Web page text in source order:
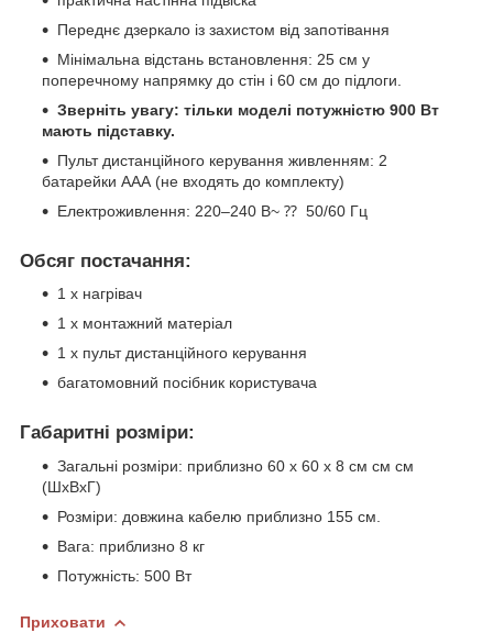
Переднє дзеркало із захистом від запотівання
Мінімальна відстань встановлення: 25 см у
поперечному напрямку до стін і 60 см до підлоги.
Зверніть увагу: тільки моделі потужністю 900 Вт
мають підставку.
Пульт дистанційного керування живленням: 2
батарейки ААА (не входять до комплекту)
Електроживлення: 220–240 В~ ⁇ 50/60 Гц
Обсяг постачання:
1 х нагрівач
1 х монтажний матеріал
1 х пульт дистанційного керування
багатомовний посібник користувача
Габаритні розміри:
Загальні розміри: приблизно 60 х 60 х 8 см см см
(ШхВхГ)
Розміри: довжина кабелю приблизно 155 см.
Вага: приблизно 8 кг
Потужність: 500 Вт
Приховати